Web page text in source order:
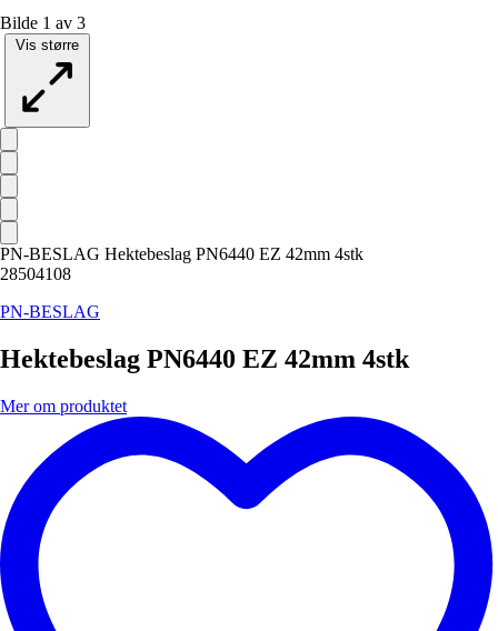
Bilde 1 av 3
Vis større
PN-BESLAG Hektebeslag PN6440 EZ 42mm 4stk
28504108
PN-BESLAG
Hektebeslag PN6440 EZ 42mm 4stk
Mer om produktet